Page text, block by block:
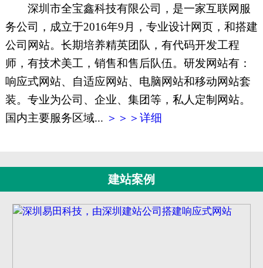
深圳市全宝鑫科技有限公司，是一家互联网服
务公司，成立于2016年9月，专业设计网页，和搭建
公司网站。长期培养精英团队，有代码开发工程
师，有技术美工，销售和售后队伍。研发网站有：
响应式网站、自适应网站、电脑网站和移动网站套
装。专业为公司、企业、集团等，私人定制网站。
国内主要服务区域... ＞＞＞详细
建站案例